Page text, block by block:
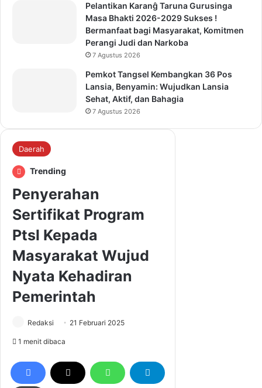
Pelantikan Karanĝ Taruna Gurusinga
Masa Bhakti 2026-2029 Sukses !
Bermanfaat bagi Masyarakat, Komitmen
Perangi Judi dan Narkoba
7 Agustus 2026
Pemkot Tangsel Kembangkan 36 Pos
Lansia, Benyamin: Wujudkan Lansia
Sehat, Aktif, dan Bahagia
7 Agustus 2026